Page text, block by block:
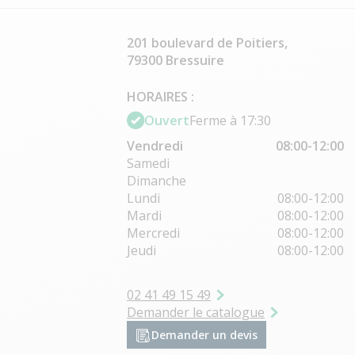
201 boulevard de Poitiers,
79300 Bressuire
HORAIRES :
OuvertFerme à 17:30
Vendredi
08:00-12:00
Samedi
Dimanche
Lundi
08:00-12:00
Mardi
08:00-12:00
Mercredi
08:00-12:00
Jeudi
08:00-12:00
02 41 49 15 49
Demander le catalogue
Demander un devis